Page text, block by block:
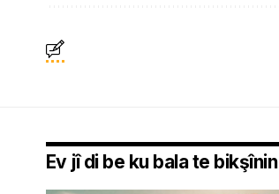
Ev jî di be ku bala te bikşînin